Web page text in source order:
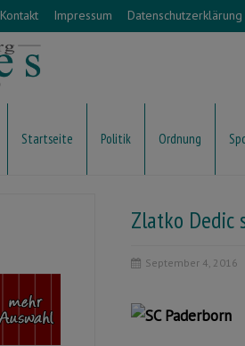
Kontakt Impressum Datenschutzerklärung
Startseite Politik Ordnung
Zlatko Dedic
September 4, 2016